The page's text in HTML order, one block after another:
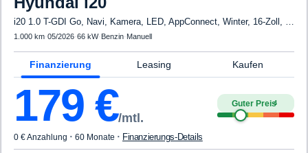
i20 1.0 T-GDI Go, Navi, Kamera, LED, AppConnect, Winter, 16-Zoll, sofort
1.000 km·05/2026·66 kW· Benzin· Manuell
Finanzierung Leasing Kaufen
179 €/mtl.
Guter Preis4
0 € Anzahlung · 60 Monate · Finanzierungs-Details